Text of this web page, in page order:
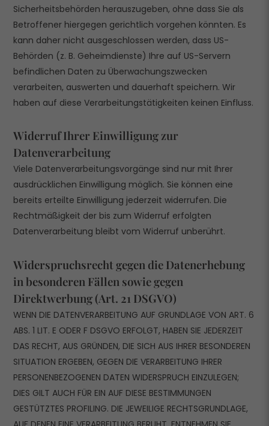
Sicherheitsbehörden herauszugeben, ohne dass Sie als
Betroffener hiergegen gerichtlich vorgehen könnten. Es
kann daher nicht ausgeschlossen werden, dass US-
Behörden (z. B. Geheimdienste) Ihre auf US-Servern
befindlichen Daten zu Überwachungszwecken
verarbeiten, auswerten und dauerhaft speichern. Wir
haben auf diese Verarbeitungstätigkeiten keinen Einfluss.
Widerruf Ihrer Einwilligung zur
Datenverarbeitung
Viele Datenverarbeitungsvorgänge sind nur mit Ihrer
ausdrücklichen Einwilligung möglich. Sie können eine
bereits erteilte Einwilligung jederzeit widerrufen. Die
Rechtmäßigkeit der bis zum Widerruf erfolgten
Datenverarbeitung bleibt vom Widerruf unberührt.
Widerspruchsrecht gegen die Datenerhebung
in besonderen Fällen sowie gegen
Direktwerbung (Art. 21 DSGVO)
WENN DIE DATENVERARBEITUNG AUF GRUNDLAGE VON ART. 6
ABS. 1 LIT. E ODER F DSGVO ERFOLGT, HABEN SIE JEDERZEIT
DAS RECHT, AUS GRÜNDEN, DIE SICH AUS IHRER BESONDEREN
SITUATION ERGEBEN, GEGEN DIE VERARBEITUNG IHRER
PERSONENBEZOGENEN DATEN WIDERSPRUCH EINZULEGEN;
DIES GILT AUCH FÜR EIN AUF DIESE BESTIMMUNGEN
GESTÜTZTES PROFILING. DIE JEWEILIGE RECHTSGRUNDLAGE,